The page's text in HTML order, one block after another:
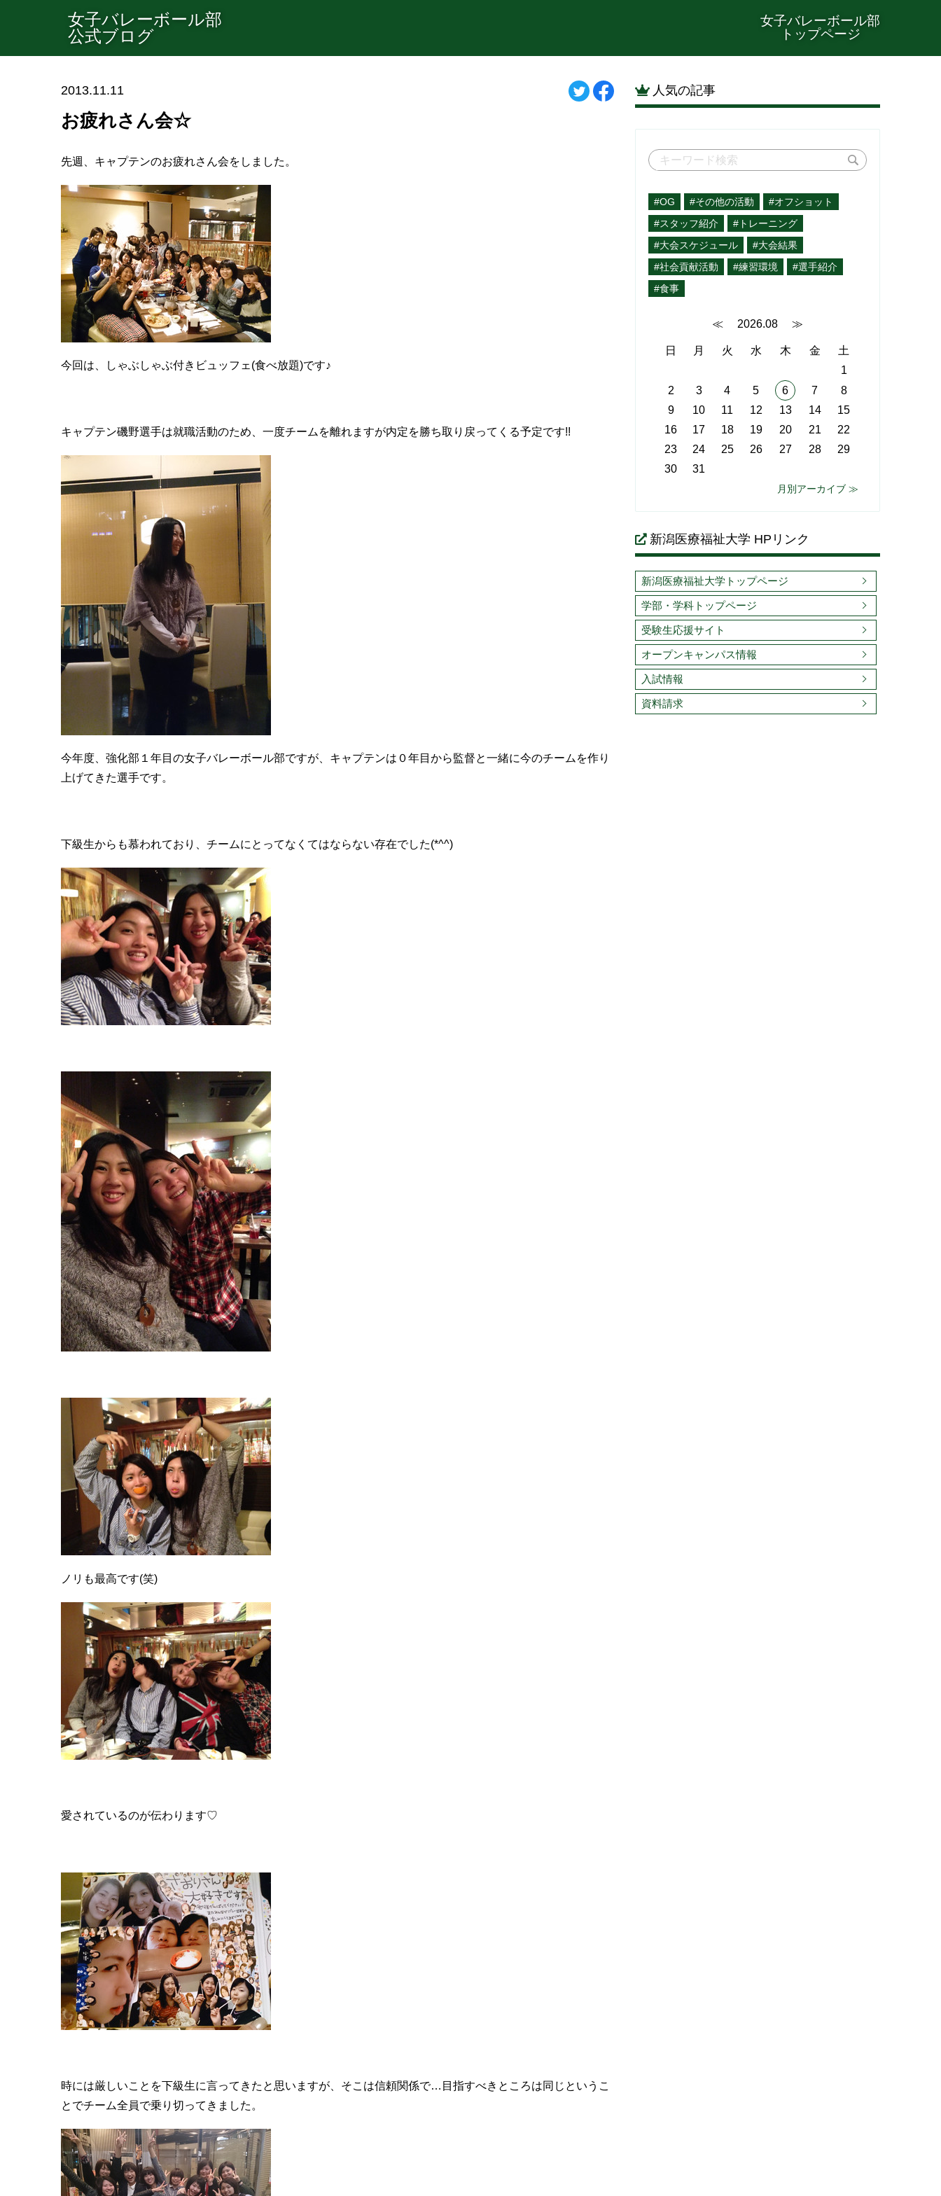
女子バレーボール部
トップページ
女子バレーボール部
公式ブログ
2013.11.11
お疲れさん会☆
先週、キャプテンのお疲れさん会をしました。
今回は、しゃぶしゃぶ付きビュッフェ(食べ放題)です♪
キャプテン磯野選手は就職活動のため、一度チームを離れますが内定を勝ち取り戻ってくる予定です!!
今年度、強化部１年目の女子バレーボール部ですが、キャプテンは０年目から監督と一緒に今のチームを作り
上げてきた選手です。
下級生からも慕われており、チームにとってなくてはならない存在でした(*^^)
ノリも最高です(笑)
愛されているのが伝わります♡
時には厳しいことを下級生に言ってきたと思いますが、そこは信頼関係で…目指すべきところは同じというこ
とでチーム全員で乗り切ってきました。
人気の記事
#OG #その他の活動
#オフショット
#スタッフ紹介
#トレーニング
#大会スケジュール
#大会結果
#社会貢献活動
#練習環境
#選手紹介
#食事
≪ 2026.08 ≫
日 月 火 水 木 金
土
1
2
3 4 5 6 7
8
9
10 11 12 13 14
15
16
17 18 19 20 21
22
23
24 25 26 27 28
29
30
31
月別アーカイブ ≫
新潟医療福祉大学 HPリンク
新潟医療福祉大学トップページ
学部・学科トップページ
受験生応援サイト
オープンキャンパス情報
入試情報
資料請求